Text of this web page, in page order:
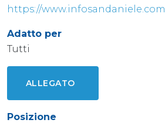
https://www.infosandaniele.com
Adatto per
Tutti
ALLEGATO
Posizione